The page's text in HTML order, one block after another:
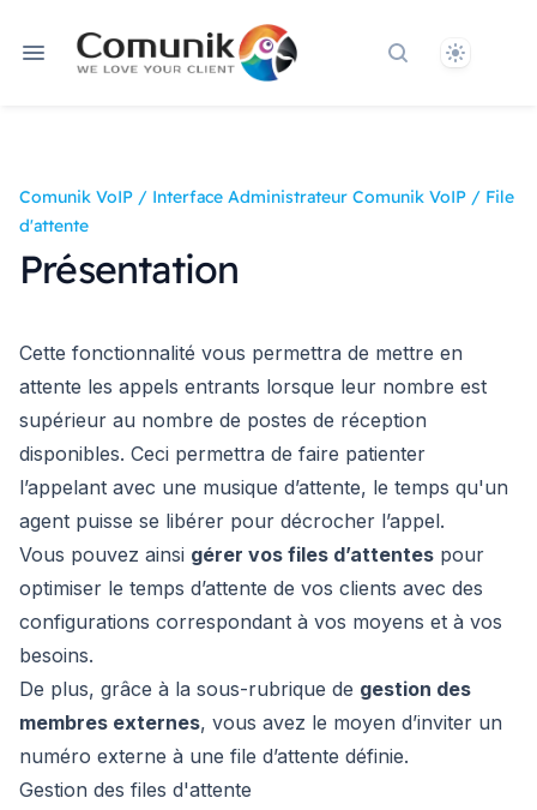
Rechercher
Theme
Comunik VoIP / Interface Administrateur Comunik VoIP / File
d'attente
Présentation
Cette fonctionnalité vous permettra de mettre en
attente les appels entrants lorsque leur nombre est
supérieur au nombre de postes de réception
disponibles. Ceci permettra de faire patienter
l’appelant avec une musique d’attente, le temps qu'un
agent puisse se libérer pour décrocher l’appel.
Vous pouvez ainsi gérer vos files d’attentes pour
optimiser le temps d’attente de vos clients avec des
configurations correspondant à vos moyens et à vos
besoins.
De plus, grâce à la sous-rubrique de gestion des
membres externes, vous avez le moyen d’inviter un
numéro externe à une file d’attente définie.
Gestion des files d'attente